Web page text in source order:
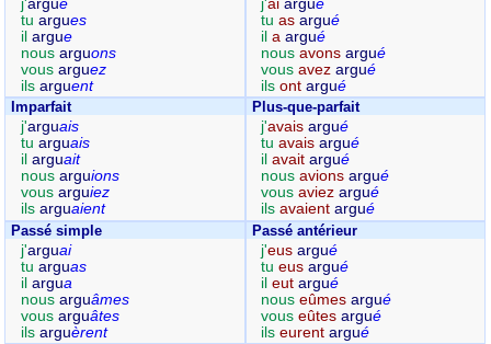
j'argue
tu argues
il argue
nous arguons
vous arguez
ils arguent
j'ai argué
tuas argué
ila argué
nousavons argué
vousavez argué
ilsont argué
Imparfait
j'arguais
tu arguais
il arguait
nous arguions
vous arguiez
ils arguaient
Plus-que-parfait
j'avais argué
tuavais argué
ilavait argué
nousavions argué
vousaviez argué
ilsavaient argué
Passé simple
j'arguai
tu arguas
il argua
nous arguâmes
vous arguâtes
ils arguèrent
Passé antérieur
j'eus argué
tueus argué
ileut argué
nouseûmes argué
vouseûtes argué
ilseurent argué